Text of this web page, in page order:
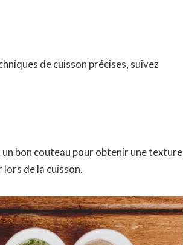
de cuisson précises, suivez
bon couteau pour obtenir une texture
lors de la cuisson.